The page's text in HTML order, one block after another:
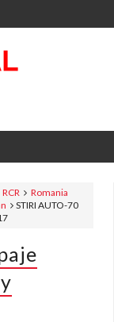
RCR
Romania
STIRI AUTO-70